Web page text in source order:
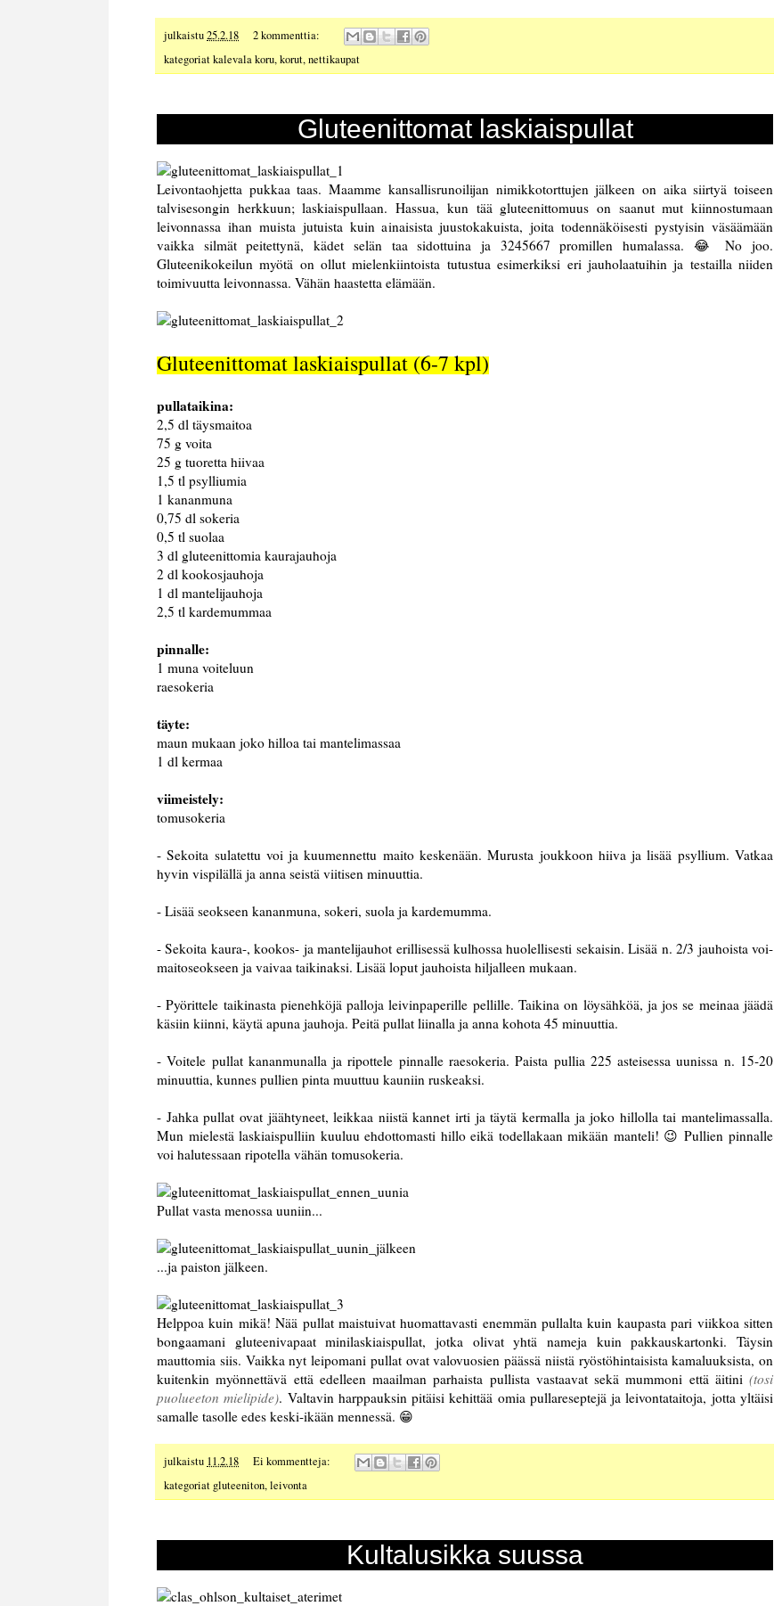
julkaistu25.2.18
2 kommenttia:
kategoriatkalevala koru,korut,nettikaupat
Gluteenittomat laskiaispullat
Leivontaohjetta pukkaa taas. Maamme kansallisrunoilijan nimikkotorttujen jälkeen on aika siirtyä toiseen
talvisesongin herkkuun; laskiaispullaan. Hassua, kun tää gluteenittomuus on saanut mut kiinnostumaan
leivonnassa ihan muista jutuista kuin ainaisista juustokakuista, joita todennäköisesti pystyisin väsäämään
vaikka silmät peitettynä, kädet selän taa sidottuina ja 3245667 promillen humalassa. 😂 No joo.
Gluteenikokeilun myötä on ollut mielenkiintoista tutustua esimerkiksi eri jauholaatuihin ja testailla niiden
toimivuutta leivonnassa. Vähän haastetta elämään.
Gluteenittomat laskiaispullat (6-7 kpl)
pullataikina:
2,5 dl täysmaitoa
75 g voita
25 g tuoretta hiivaa
1,5 tl psylliumia
1 kananmuna
0,75 dl sokeria
0,5 tl suolaa
3 dl gluteenittomia kaurajauhoja
2 dl kookosjauhoja
1 dl mantelijauhoja
2,5 tl kardemummaa
pinnalle:
1 muna voiteluun
raesokeria
täyte:
maun mukaan joko hilloa tai mantelimassaa
1 dl kermaa
viimeistely:
tomusokeria
- Sekoita sulatettu voi ja kuumennettu maito keskenään. Murusta joukkoon hiiva ja lisää psyllium. Vatkaa
hyvin vispilällä ja anna seistä viitisen minuuttia.
- Lisää seokseen kananmuna, sokeri, suola ja kardemumma.
- Sekoita kaura-, kookos- ja mantelijauhot erillisessä kulhossa huolellisesti sekaisin. Lisää n. 2/3 jauhoista voi-
maitoseokseen ja vaivaa taikinaksi. Lisää loput jauhoista hiljalleen mukaan.
- Pyörittele taikinasta pienehköjä palloja leivinpaperille pellille. Taikina on löysähköä, ja jos se meinaa jäädä
käsiin kiinni, käytä apuna jauhoja. Peitä pullat liinalla ja anna kohota 45 minuuttia.
- Voitele pullat kananmunalla ja ripottele pinnalle raesokeria. Paista pullia 225 asteisessa uunissa n. 15-20
minuuttia, kunnes pullien pinta muuttuu kauniin ruskeaksi.
- Jahka pullat ovat jäähtyneet, leikkaa niistä kannet irti ja täytä kermalla ja joko hillolla tai mantelimassalla.
Mun mielestä laskiaispulliin kuuluu ehdottomasti hillo eikä todellakaan mikään manteli! 😉 Pullien pinnalle
voi halutessaan ripotella vähän tomusokeria.
Pullat vasta menossa uuniin...
...ja paiston jälkeen.
Helppoa kuin mikä! Nää pullat maistuivat huomattavasti enemmän pullalta kuin kaupasta pari viikkoa sitten
bongaamani gluteenivapaat minilaskiaispullat, jotka olivat yhtä nameja kuin pakkauskartonki. Täysin
mauttomia siis. Vaikka nyt leipomani pullat ovat valovuosien päässä niistä ryöstöhintaisista kamaluuksista, on
kuitenkin myönnettävä että edelleen maailman parhaista pullista vastaavat sekä mummoni että äitini (tosi
puolueeton mielipide). Valtavin harppauksin pitäisi kehittää omia pullareseptejä ja leivontataitoja, jotta yltäisi
samalle tasolle edes keski-ikään mennessä. 😁
julkaistu 11.2.18
Ei kommentteja:
kategoriat gluteeniton,leivonta
Kultalusikka suussa